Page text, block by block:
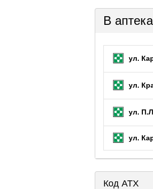
В
ул.
ул.
ул.
ул.
Код ATX